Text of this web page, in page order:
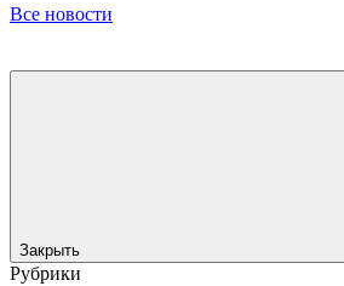
Все новости
Закрыть
Рубрики